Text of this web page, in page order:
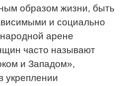
образом жизни, быть
и социально
арене
часто называют
и Западом»,
укреплении